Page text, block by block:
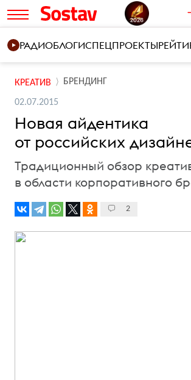
РАДИОБЛОГИСПЕЦПРОЕКТЫ
КРЕАТИВ БРЕНДИНГ
02.07.2015
Новая айдентика
от российских
Традиционный обзор
в области корпоративного
2